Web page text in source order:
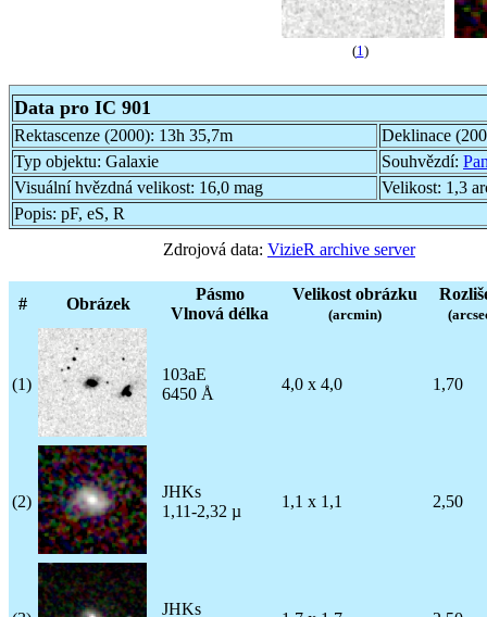
(1 )
Data pro IC 901
Rektascenze (2000): 13h 35,7m
Deklinace
Typ objektu: Galaxie Souhvězdí:
Visuální hvězdná velikost: 16,0 mag Velikost: 1,3
Popis: pF, eS, R
Zdrojová data: VizieR archive server
# Obrázek
Pásmo
Vlnová délka
Velikost obrázku
(arcmin)
(1)
103aE
6450 Å
4,0 x 4,0 1,70
(2)
JHKs
1,11-2,32 µ
1,1 x 1,1 2,50
JHKs